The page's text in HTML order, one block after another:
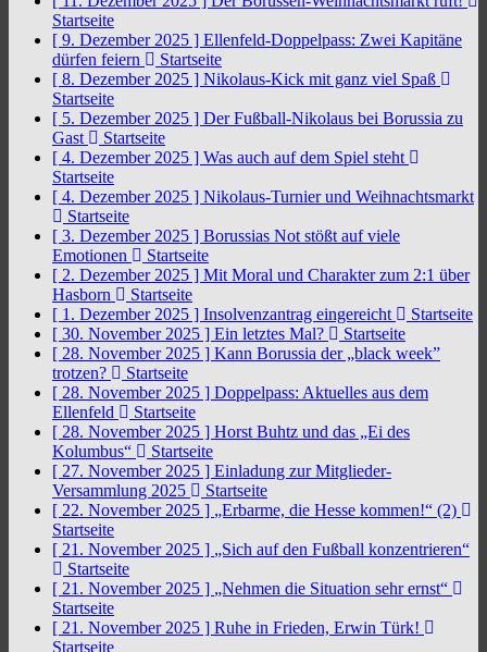
Startseite
[ 9. Dezember 2025 ] Ellenfeld-Doppelpass: Zwei Kapitäne
dürfen feiern
Startseite
[ 8. Dezember 2025 ] Nikolaus-Kick mit ganz viel Spaß
Startseite
[ 5. Dezember 2025 ] Der Fußball-Nikolaus bei Borussia zu
Gast
Startseite
[ 4. Dezember 2025 ] Was auch auf dem Spiel steht
Startseite
[ 4. Dezember 2025 ] Nikolaus-Turnier und Weihnachtsmarkt
Startseite
[ 3. Dezember 2025 ] Borussias Not stößt auf viele
Emotionen
Startseite
[ 2. Dezember 2025 ] Mit Moral und Charakter zum 2:1 über
Hasborn
Startseite
[ 1. Dezember 2025 ] Insolvenzantrag eingereicht
Startseite
[ 30. November 2025 ] Ein letztes Mal?
Startseite
[ 28. November 2025 ] Kann Borussia der „black week”
trotzen?
Startseite
[ 28. November 2025 ] Doppelpass: Aktuelles aus dem
Ellenfeld
Startseite
[ 28. November 2025 ] Horst Buhtz und das „Ei des
Kolumbus“
Startseite
[ 27. November 2025 ] Einladung zur Mitglieder-
Versammlung 2025
Startseite
[ 22. November 2025 ] „Erbarme, die Hesse kommen!“ (2)
Startseite
[ 21. November 2025 ] „Sich auf den Fußball konzentrieren“
Startseite
[ 21. November 2025 ] „Nehmen die Situation sehr ernst“
Startseite
[ 21. November 2025 ] Ruhe in Frieden, Erwin Türk!
Startseite